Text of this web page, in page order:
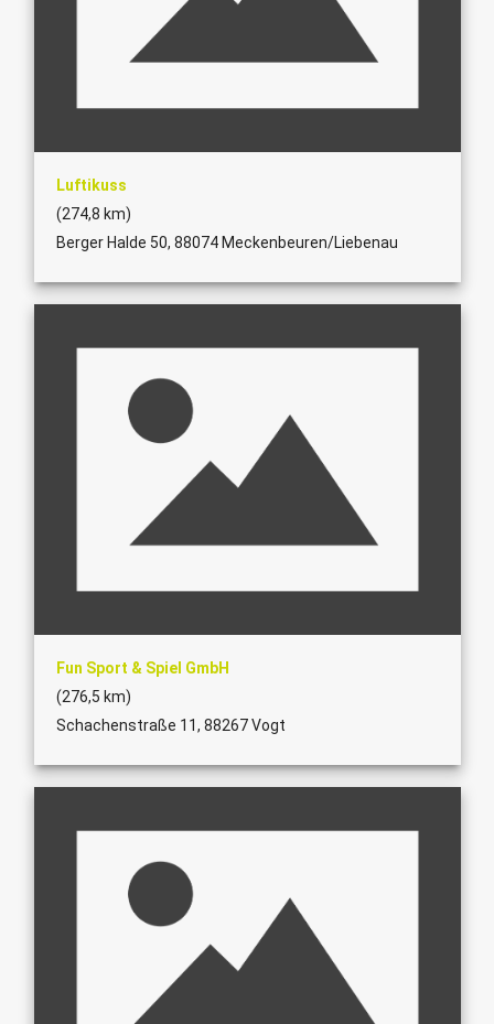
Luftikuss
(274,8 km)
Berger Halde 50, 88074 Meckenbeuren/Liebenau
Fun Sport & Spiel GmbH
(276,5 km)
Schachenstraße 11, 88267 Vogt